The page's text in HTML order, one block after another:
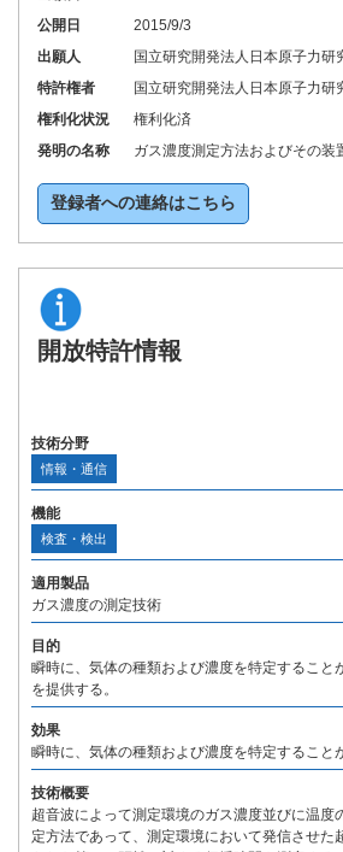
公開日
2015/9/3
出願人
国立研究開発法人日本原子力研
特許権者
国立研究開発法人日本原子力研
権利化状況
権利化済
発明の名称
ガス濃度測定方法およびその装
登録者への連絡はこちら
開放特許情報
技術分野
情報・通信
機能
検査・検出
適用製品
ガス濃度の測定技術
目的
瞬時に、気体の種類および濃度を特定すること
を提供する。
効果
瞬時に、気体の種類および濃度を特定すること
技術概要
超音波によって測定環境のガス濃度並びに温度
定方法であって、測定環境において発信させた